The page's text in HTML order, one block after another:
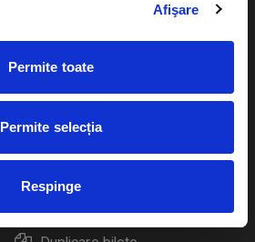
Afişare
Permite toate
Permite selecția
Respinge
Cum comand bilete?
Plata online sau cash
eBilet printat acasa
Livrare prin curier
Returnare bilete